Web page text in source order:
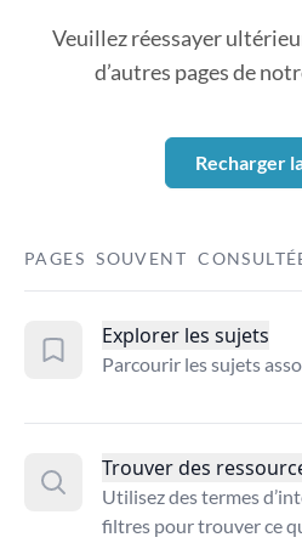
Veuillez réessayer
d’autres pages de
Recharger
PAGES SOUVENT
Explorer les sujets
Parcourir les sujets
Trouver des
Utilisez des termes
filtres pour trouver ce